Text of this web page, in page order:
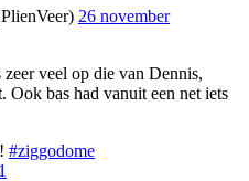
26 november
veel op die van Dennis,
Ook bas had vanuit een net iets
#ziggodome